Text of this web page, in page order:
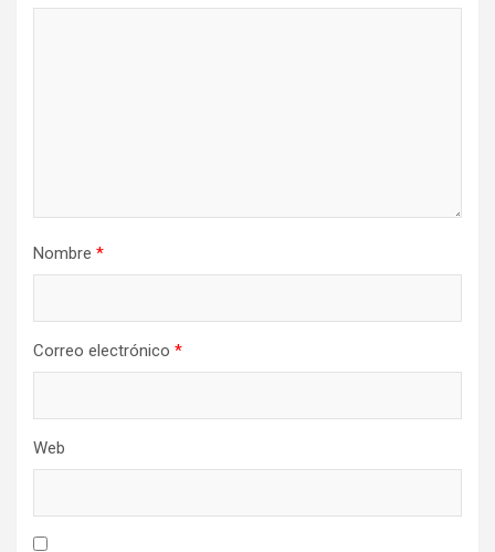
Nombre *
Correo electrónico *
Web